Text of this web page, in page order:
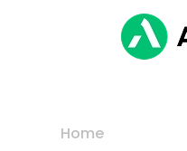
Home